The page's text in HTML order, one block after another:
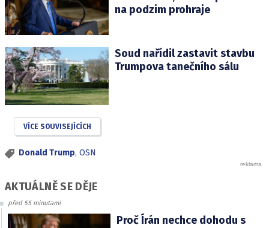
na podzim prohraje
Soud nařídil zastavit stavbu
Trumpova tanečního sálu
VÍCE SOUVISEJÍCÍCH
Donald Trump, OSN
AKTUÁLNĚ SE DĚJE
před 55 minutami
Proč Írán nechce dohodu s